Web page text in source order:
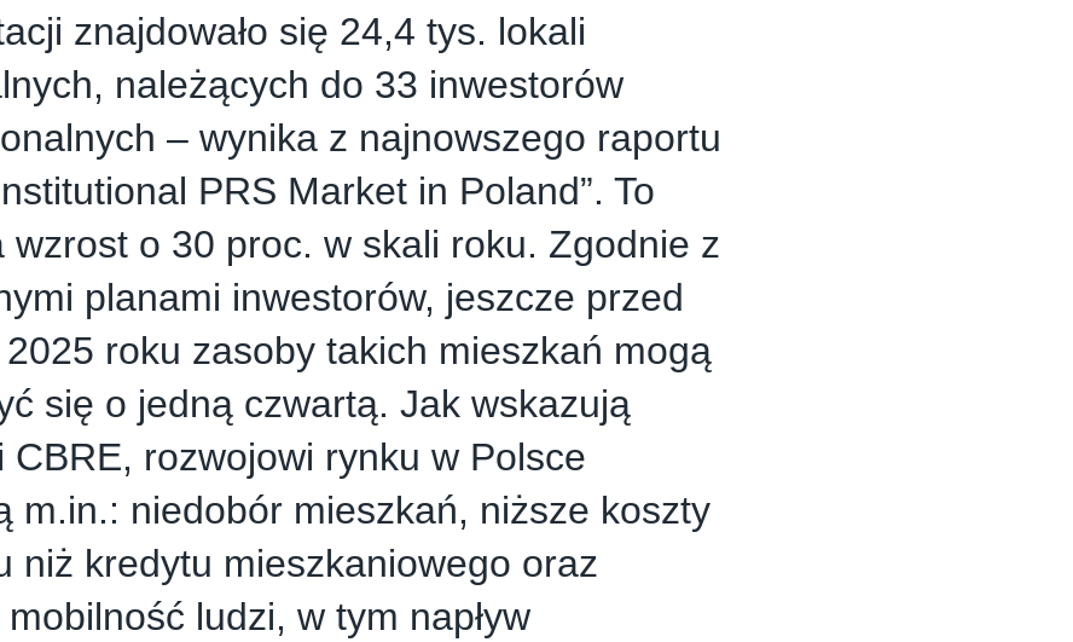
znajdowało się 24,4 tys. lokali
należących do 33 inwestorów
– wynika z najnowszego raportu
PRS Market in Poland”. To
wzrost o 30 proc. w skali roku. Zgodnie z
planami inwestorów, jeszcze przed
roku zasoby takich mieszkań mogą
się o jedną czwartą. Jak wskazują
CBRE, rozwojowi rynku w Polsce
m.in.: niedobór mieszkań, niższe koszty
niż kredytu mieszkaniowego oraz
ludzi, w tym napływ